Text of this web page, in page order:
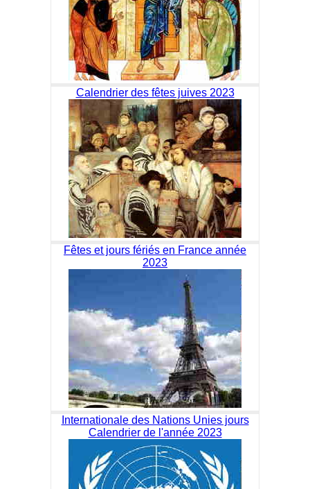
Calendrier des fêtes juives 2023
Fêtes et jours fériés en France année
2023
Internationale des Nations Unies jours
Calendrier de l'année 2023